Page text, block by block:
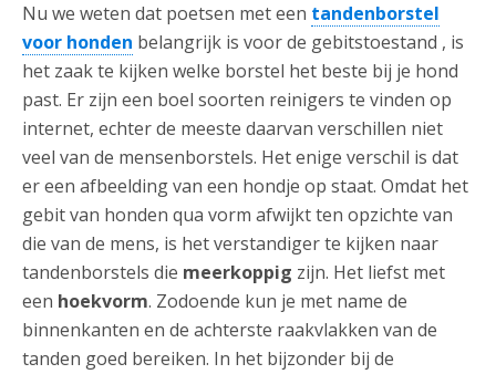
Nu we weten dat poetsen met een tandenborstel
voor honden belangrijk is voor de gebitstoestand , is
het zaak te kijken welke borstel het beste bij je hond
past. Er zijn een boel soorten reinigers te vinden op
internet, echter de meeste daarvan verschillen niet
veel van de mensenborstels. Het enige verschil is dat
er een afbeelding van een hondje op staat. Omdat het
gebit van honden qua vorm afwijkt ten opzichte van
die van de mens, is het verstandiger te kijken naar
tandenborstels die meerkoppig zijn. Het liefst met
een hoekvorm. Zodoende kun je met name de
binnenkanten en de achterste raakvlakken van de
tanden goed bereiken. In het bijzonder bij de